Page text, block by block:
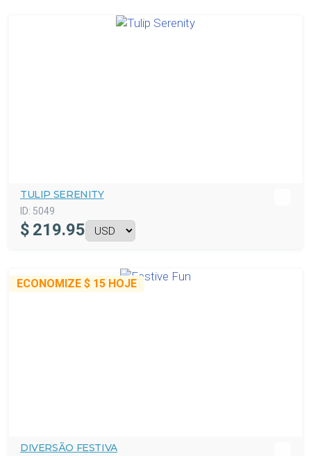
TULIP SERENITY
ID: 5049
$ 219.95
ECONOMIZE $ 15 HOJE
DIVERSÃO FESTIVA